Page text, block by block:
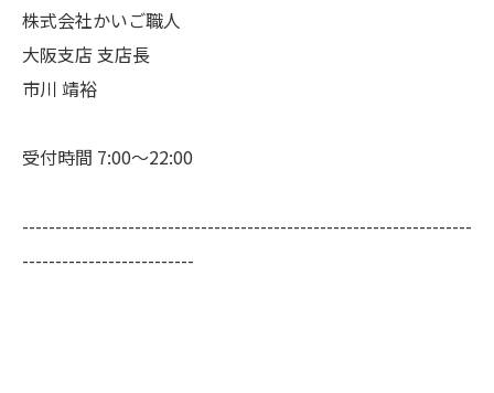
株式会社かいご職人
大阪支店 支店長
市川 靖裕
受付時間 7:00～22:00
--------------------------------------------------------------------
--------------------------